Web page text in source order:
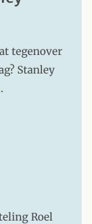
tegenover
Stanley
Roel